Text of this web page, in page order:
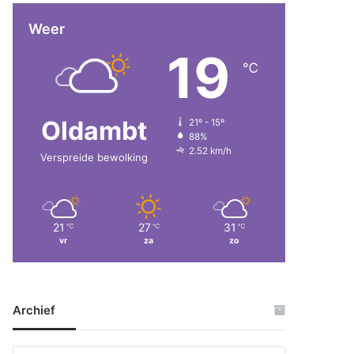
Weer
Oldambt
Verspreide bewolking
19 ℃
21º - 15º
88%
2.52 km/h
21 ℃
vr
27 ℃
za
31 ℃
zo
Archief